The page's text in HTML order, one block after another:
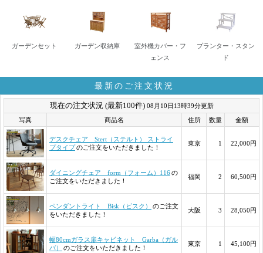
ガーデンセット ガーデン収納庫
室外機カバー・フ
ェンス
プランター・スタン
ド
最新のご注文状況